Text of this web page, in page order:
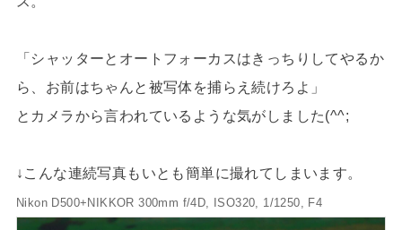
「シャッターとオートフォーカスはきっちりしてやるか
ら、お前はちゃんと被写体を捕らえ続けろよ」
とカメラから言われているような気がしました(^^;
↓こんな連続写真もいとも簡単に撮れてしまいます。
Nikon D500+NIKKOR 300mm f/4D, ISO320, 1/1250, F4